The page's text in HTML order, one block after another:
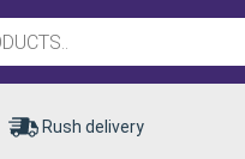
Rush delivery